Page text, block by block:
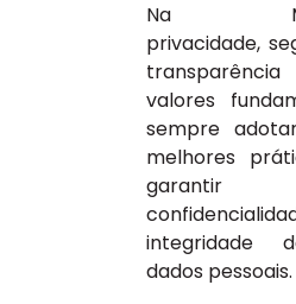
Na
privacidade,
valores
sempre
melhores
integridade
dados pessoais.